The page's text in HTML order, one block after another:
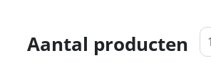
Aantal producten